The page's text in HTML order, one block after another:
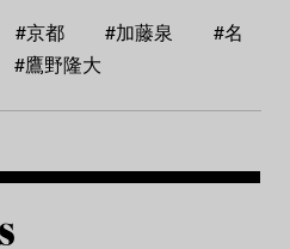
#京都 #加藤泉
#名
#鷹野隆大